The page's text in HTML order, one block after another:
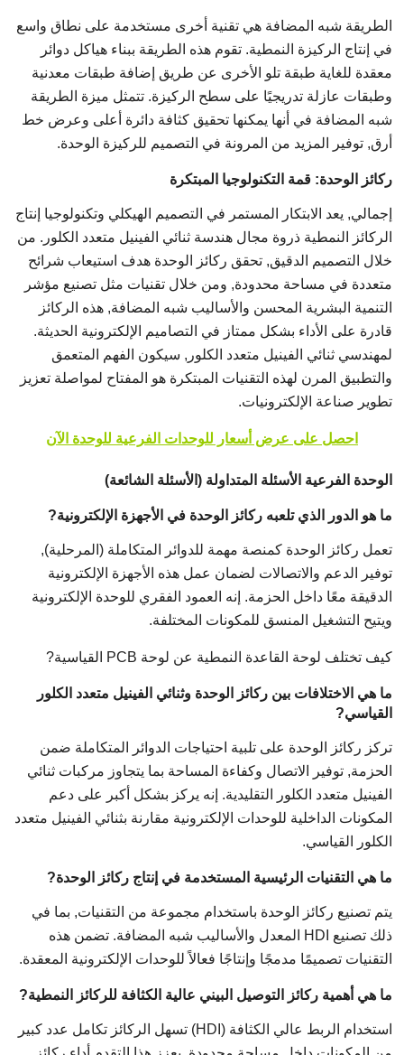
الطريقة شبه المضافة هي تقنية أخرى مستخدمة على نطاق واسع
في إنتاج الركيزة النمطية. تقوم هذه الطريقة ببناء هياكل دوائر
معقدة للغاية طبقة تلو الأخرى عن طريق إضافة طبقات معدنية
وطبقات عازلة تدريجيًا على سطح الركيزة. تتمثل ميزة الطريقة
شبه المضافة في أنها يمكنها تحقيق كثافة دائرة أعلى وعرض خط
أرق, توفير المزيد من المرونة في التصميم للركيزة الوحدة.
ركائز الوحدة: قمة التكنولوجيا المبتكرة
إجمالي, يعد الابتكار المستمر في التصميم الهيكلي وتكنولوجيا إنتاج
الركائز النمطية ذروة مجال هندسة ثنائي الفينيل متعدد الكلور. من
خلال التصميم الدقيق, تحقق ركائز الوحدة هدف استيعاب شرائح
متعددة في مساحة محدودة, ومن خلال تقنيات مثل تصنيع مؤشر
التنمية البشرية المحسن والأساليب شبه المضافة, هذه الركائز
قادرة على الأداء بشكل ممتاز في التصاميم الإلكترونية الحديثة.
لمهندسي ثنائي الفينيل متعدد الكلور, سيكون الفهم المتعمق
والتطبيق المرن لهذه التقنيات المبتكرة هو المفتاح لمواصلة تعزيز
تطوير صناعة الإلكترونيات.
احصل على عرض أسعار للوحدات الفرعية للوحدة الآن
الوحدة الفرعية الأسئلة المتداولة (الأسئلة الشائعة)
ما هو الدور الذي تلعبه ركائز الوحدة في الأجهزة الإلكترونية?
تعمل ركائز الوحدة كمنصة مهمة للدوائر المتكاملة (المرحلية),
توفير الدعم والاتصالات لضمان عمل هذه الأجهزة الإلكترونية
الدقيقة معًا داخل الحزمة. إنه العمود الفقري للوحدة الإلكترونية
ويتيح التشغيل المنسق للمكونات المختلفة.
كيف تختلف لوحة القاعدة النمطية عن لوحة PCB القياسية?
ما هي الاختلافات بين ركائز الوحدة وثنائي الفينيل متعدد الكلور
القياسي?
تركز ركائز الوحدة على تلبية احتياجات الدوائر المتكاملة ضمن
الحزمة, توفير الاتصال وكفاءة المساحة بما يتجاوز مركبات ثنائي
الفينيل متعدد الكلور التقليدية. إنه يركز بشكل أكبر على دعم
المكونات الداخلية للوحدات الإلكترونية مقارنة بثنائي الفينيل متعدد
الكلور القياسي.
ما هي التقنيات الرئيسية المستخدمة في إنتاج ركائز الوحدة?
يتم تصنيع ركائز الوحدة باستخدام مجموعة من التقنيات, بما في
ذلك تصنيع HDI المعدل والأساليب شبه المضافة. تضمن هذه
التقنيات تصميمًا مدمجًا وإنتاجًا فعالاً للوحدات الإلكترونية المعقدة.
ما هي أهمية ركائز التوصيل البيني عالية الكثافة للركائز النمطية?
استخدام الربط عالي الكثافة (HDI) تسهل الركائز تكامل عدد كبير